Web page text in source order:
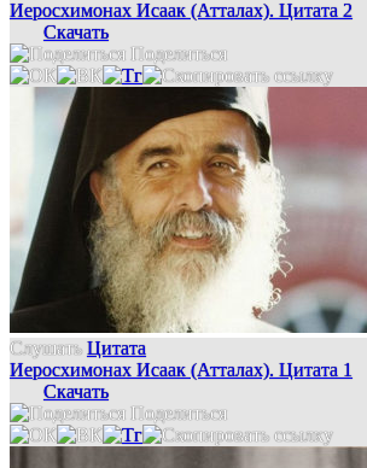
Иеросхимонах Исаак (Атталах). Цитата 2
Скачать
Поделиться
Слушать Цитата
Иеросхимонах Исаак (Атталах). Цитата 1
Скачать
Поделиться